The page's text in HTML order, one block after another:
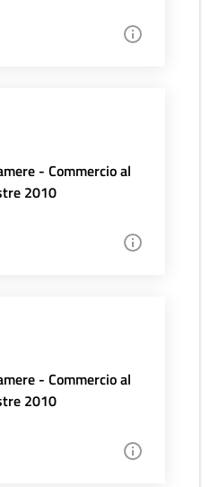
- Commercio al
2010
- Commercio al
2010